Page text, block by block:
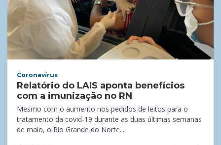
Coronavírus
Relatório do LAIS aponta benefícios
com a imunização no RN
Mesmo com o aumento nos pedidos de leitos para o
tratamento da covid-19 durante as duas últimas semanas
de maio, o Rio Grande do Norte...